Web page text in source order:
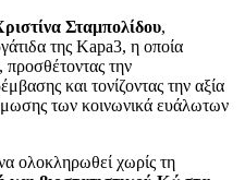
Σταμπολίδου,
της Kapa3, η οποία
την
και τονίζοντας την αξία
των κοινωνικά ευάλωτων
ολοκληρωθεί χωρίς τη